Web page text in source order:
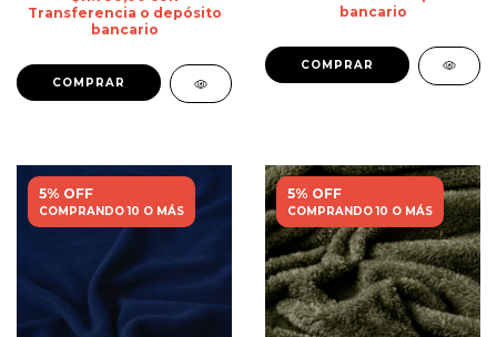
Transferencia o depósito
bancario
bancario
5% OFF
COMPRANDO 10 O MÁS
5% OFF
COMPRANDO 10 O MÁS